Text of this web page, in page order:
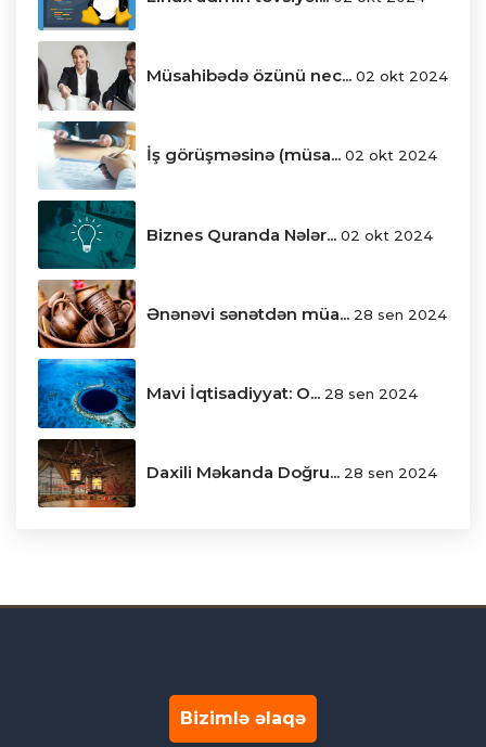
Müsahibədə özünü nec... 02 okt 2024
İş görüşməsinə (müsa... 02 okt 2024
Biznes Quranda Nələr... 02 okt 2024
Ənənəvi sənətdən müa... 28 sen 2024
Mavi İqtisadiyyat: O... 28 sen 2024
Daxili Məkanda Doğru... 28 sen 2024
Bizimlə əlaqə